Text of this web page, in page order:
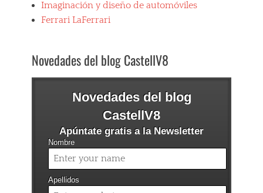
Imaginación y diseño de automóviles
Ferrari LaFerrari
Novedades del blog CastellV8
Novedades del blog
CastellV8
Apúntate gratis a la Newsletter
Nombre
Apellidos